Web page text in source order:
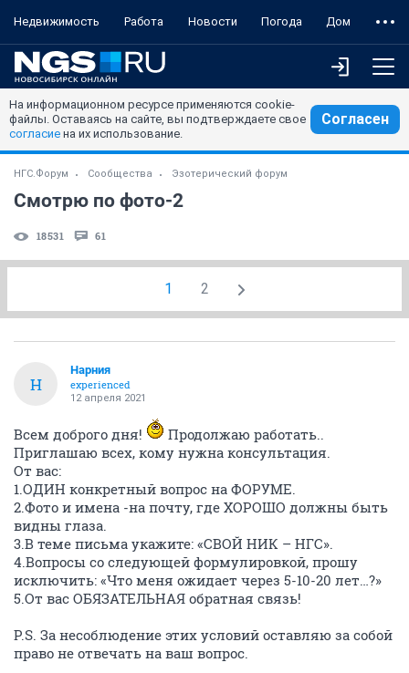
Недвижимость Работа Новости Погода Дом
На информационном ресурсе применяются cookie-
файлы. Оставаясь на сайте, вы подтверждаете свое
согласие на их использование.
Согласен
НГС.Форум Сообщества Эзотерический форум
Смотрю по фото-2
18531 61
1 2
Н
Нарния
experienced
12 апреля 2021
Всем доброго дня!
Продолжаю работать..
Приглашаю всех, кому нужна консультация.
От вас:
1.ОДИН конкретный вопрос на ФОРУМЕ.
2.Фото и имена -на почту, где ХОРОШО должны быть
видны глаза.
3.В теме письма укажите: «СВОЙ НИК – НГС».
4.Вопросы со следующей формулировкой, прошу
исключить: «Что меня ожидает через 5-10-20 лет…?»
5.От вас ОБЯЗАТЕЛЬНАЯ обратная связь!
P.S. За несоблюдение этих условий оставляю за собой
право не отвечать на ваш вопрос.